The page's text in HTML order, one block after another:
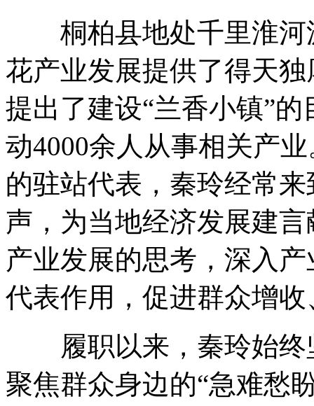
桐柏县地处千里淮河
花产业发展提供了得天
提出了建设“兰香小镇”
动4000余人从事相关产
的驻站代表，秦玲经常
声，为当地经济发展建
产业发展的思考，深入
代表作用，促进群众增
履职以来，秦玲始终
聚焦群众身边的“急难愁